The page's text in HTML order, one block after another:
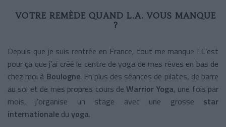
VOTRE REMÈDE QUAND L.A. VOUS MANQUE
?
Depuis que je suis rentrée en France, tout me manque ! C’est
pour ça que j’ai créé le centre de yoga de mes rêves en bas de
chez moi à Boulogne. En plus des séances de pilates, de barre
au sol et de mes propres cours de Warrior Yoga, une fois par
mois, j’organise un stage avec une grosse star
internationale du yoga.